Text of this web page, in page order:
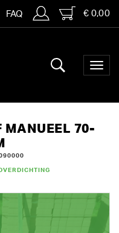
FAQ € 0,00
MANUEEL 70-